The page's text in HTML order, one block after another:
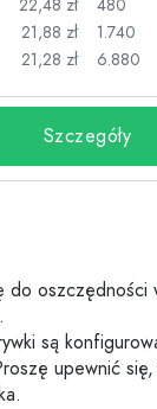
22,48 zł
21,88 zł
21,28 zł
480
1.740
6.880
Szczegóły
do oszczędności
są
upewnić